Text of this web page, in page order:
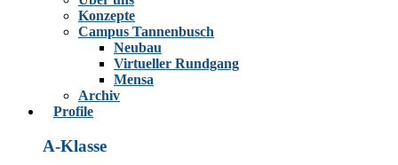
Konzepte
Campus Tannenbusch
Neubau
Virtueller Rundgang
Mensa
Archiv
Profile
A-Klasse